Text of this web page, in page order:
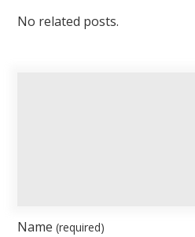
No related posts.
Name(required)